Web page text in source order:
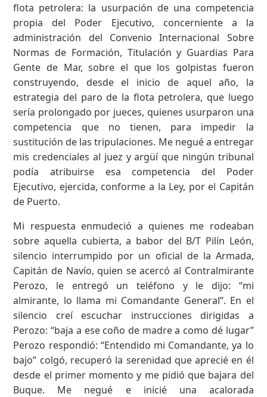
flota petrolera: la usurpación de una competencia
propia del Poder Ejecutivo, concerniente a la
administración del Convenio Internacional Sobre
Normas de Formación, Titulación y Guardias Para
Gente de Mar, sobre el que los golpistas fueron
construyendo, desde el inicio de aquel año, la
estrategia del paro de la flota petrolera, que luego
sería prolongado por jueces, quienes usurparon una
competencia que no tienen, para impedir la
sustitución de las tripulaciones. Me negué a entregar
mis credenciales al juez y argüí que ningún tribunal
podía atribuirse esa competencia del Poder
Ejecutivo, ejercida, conforme a la Ley, por el Capitán
de Puerto.
Mi respuesta enmudeció a quienes me rodeaban
sobre aquella cubierta, a babor del B/T Pilín León,
silencio interrumpido por un oficial de la Armada,
Capitán de Navío, quien se acercó al Contralmirante
Perozo, le entregó un teléfono y le dijo: “mi
almirante, lo llama mi Comandante General”. En el
silencio creí escuchar instrucciones dirigidas a
Perozo: “baja a ese coño de madre a como dé lugar”
Perozo respondió: “Entendido mi Comandante, ya lo
bajo” colgó, recuperó la serenidad que aprecié en él
desde el primer momento y me pidió que bajara del
Buque. Me negué e inicié una acalorada